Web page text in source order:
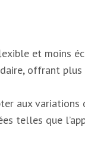
et moins
offrant
aux variations
telles que